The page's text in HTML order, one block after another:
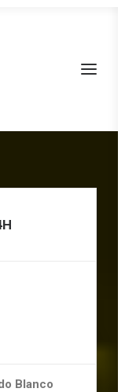
Blanco